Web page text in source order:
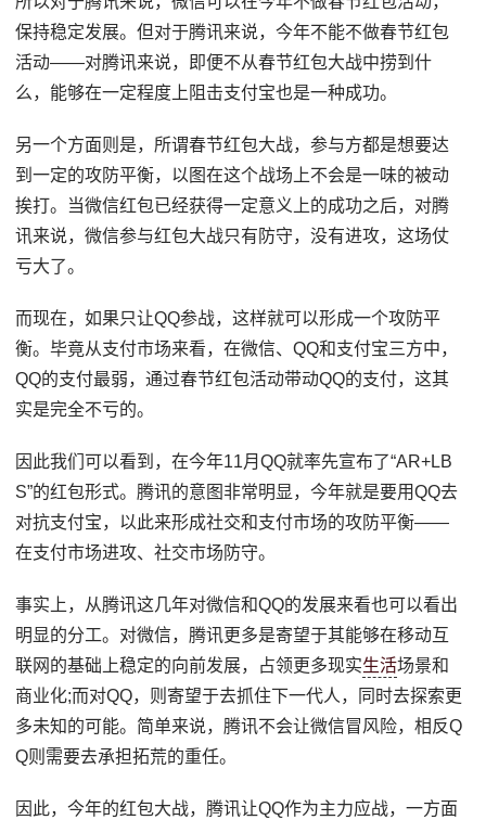
保持稳定发展。但对于腾讯来说，今年不能不做春节红包
活动——对腾讯来说，即便不从春节红包大战中捞到什
么，能够在一定程度上阻击支付宝也是一种成功。
另一个方面则是，所谓春节红包大战，参与方都是想要达
到一定的攻防平衡，以图在这个战场上不会是一味的被动
挨打。当微信红包已经获得一定意义上的成功之后，对腾
讯来说，微信参与红包大战只有防守，没有进攻，这场仗
亏大了。
而现在，如果只让QQ参战，这样就可以形成一个攻防平
衡。毕竟从支付市场来看，在微信、QQ和支付宝三方中，
QQ的支付最弱，通过春节红包活动带动QQ的支付，这其
实是完全不亏的。
因此我们可以看到，在今年11月QQ就率先宣布了“AR+LB
S”的红包形式。腾讯的意图非常明显，今年就是要用QQ去
对抗支付宝，以此来形成社交和支付市场的攻防平衡——
在支付市场进攻、社交市场防守。
事实上，从腾讯这几年对微信和QQ的发展来看也可以看出
明显的分工。对微信，腾讯更多是寄望于其能够在移动互
联网的基础上稳定的向前发展，占领更多现实生活场景和
商业化;而对QQ，则寄望于去抓住下一代人，同时去探索更
多未知的可能。简单来说，腾讯不会让微信冒风险，相反Q
Q则需要去承担拓荒的重任。
因此，今年的红包大战，腾讯让QQ作为主力应战，一方面